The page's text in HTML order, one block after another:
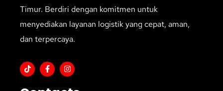
Timur. Berdiri dengan komitmen untuk
menyediakan layanan logistik yang cepat, aman,
dan terpercaya.